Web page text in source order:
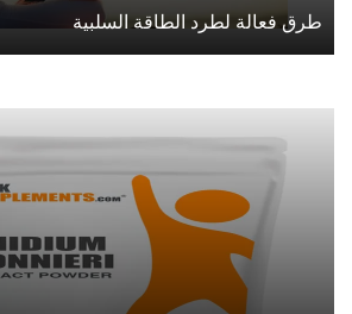
طرق فعالة لطرد الطاقة السلبية